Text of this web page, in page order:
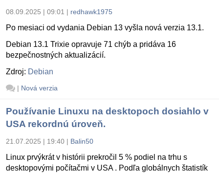
08.09.2025 | 09:01 | redhawk1975
Po mesiaci od vydania Debian 13 vyšla nová verzia 13.1.
Debian 13.1 Trixie opravuje 71 chýb a pridáva 16
bezpečnostných aktualizácií.
Zdroj: Debian
| Nová verzia
Používanie Linuxu na desktopoch dosiahlo v
USA rekordnú úroveň.
21.07.2025 | 19:40 | Balin50
Linux prvýkrát v histórii prekročil 5 % podiel na trhu s
desktopovými počítačmi v USA . Podľa globálnych štatistík